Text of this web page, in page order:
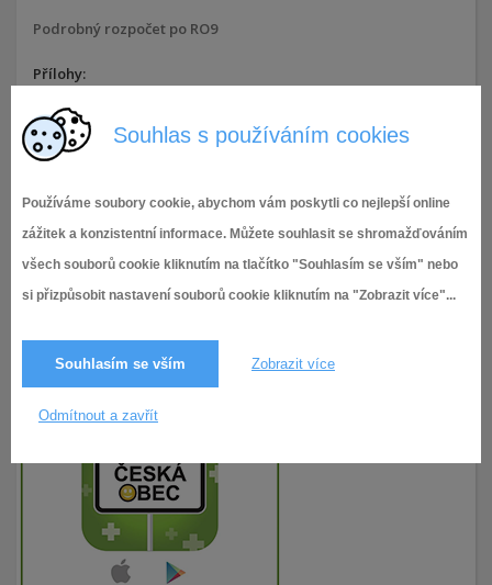
Souhlas s používáním cookies
Používáme soubory cookie, abychom vám poskytli co nejlepší online
zážitek a konzistentní informace. Můžete souhlasit se shromažďováním
všech souborů cookie kliknutím na tlačítko "Souhlasím se vším" nebo
si přizpůsobit nastavení souborů cookie kliknutím na "Zobrazit více"...
Souhlasím se vším Zobrazit více
Odmítnout a zavřít
Podrobný rozpočet po RO9
Přílohy:
Podrobný rozpočet po RO9